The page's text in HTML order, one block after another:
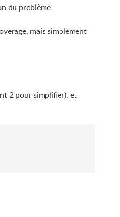
du problème
mais simplement
2 pour simplifier), et